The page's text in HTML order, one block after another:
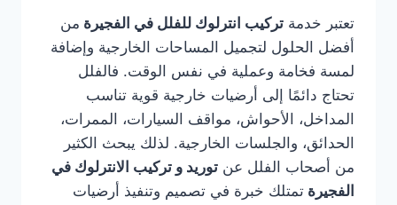
تعتبر خدمة تركيب انترلوك للفلل في الفجيرة من
أفضل الحلول لتجميل المساحات الخارجية وإضافة
لمسة فخامة وعملية في نفس الوقت. فالفلل
تحتاج دائمًا إلى أرضيات خارجية قوية تناسب
المداخل، الأحواش، مواقف السيارات، الممرات،
الحدائق، والجلسات الخارجية. لذلك يبحث الكثير
من أصحاب الفلل عن توريد و تركيب الانترلوك في
الفجيرة تمتلك خبرة في تصميم وتنفيذ أرضيات